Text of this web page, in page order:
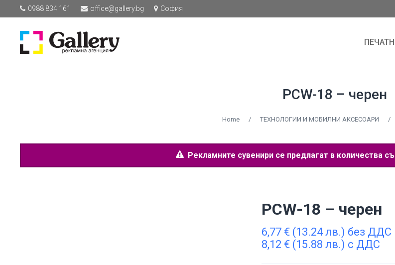
0988 834 161 office@gallery.bg София
PCW-18 – черен
Home / ТЕХНОЛОГИИ И МОБИЛНИ АКСЕСОАРИ /
Рекламните сувенири се предлагат в количества
PCW-18 – черен
6,77 € (13.24 лв.) без ДДС
8,12 € (15.88 лв.) с ДДС